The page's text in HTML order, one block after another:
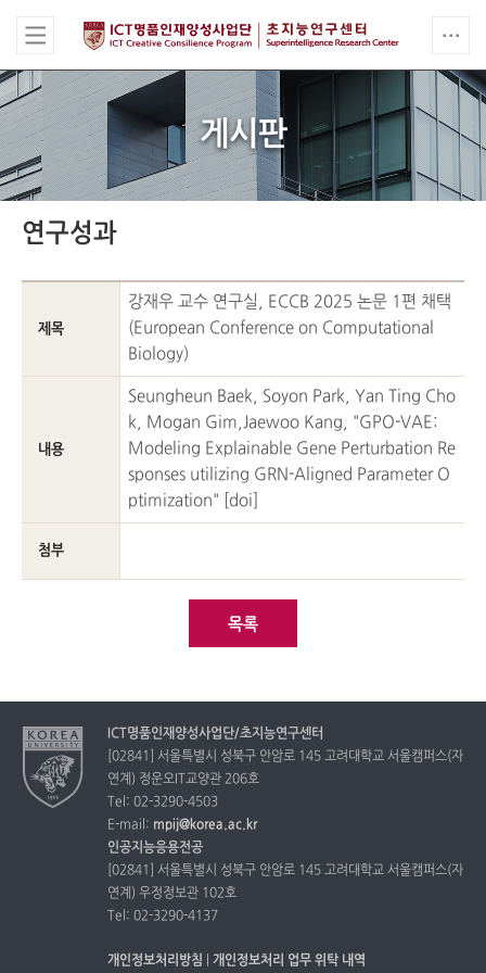
게시판
연구성과
제목
강재우 교수 연구실, ECCB 2025 논문 1편 채택
(European Conference on Computational
Biology)
내용
Seungheun Baek, Soyon Park, Yan Ting Cho
k, Mogan Gim,Jaewoo Kang, "GPO-VAE:
Modeling Explainable Gene Perturbation Re
sponses utilizing GRN-Aligned Parameter O
ptimization" [ doi
첨부
목록
ICT명품인재양성사업단/초지능연구센터
[02841] 서울특별시 성북구 안암로 145 고려대학교 서울캠퍼스(자
연계) 정운오IT교양관 206호
Tel: 02-3290-4503
E-mail: mpij@korea.ac.kr
인공지능응용전공
[02841] 서울특별시 성북구 안암로 145 고려대학교 서울캠퍼스(자
연계) 우정정보관 102호
Tel: 02-3290-4137
개인정보처리방침 개인정보처리 업무 위탁 내역